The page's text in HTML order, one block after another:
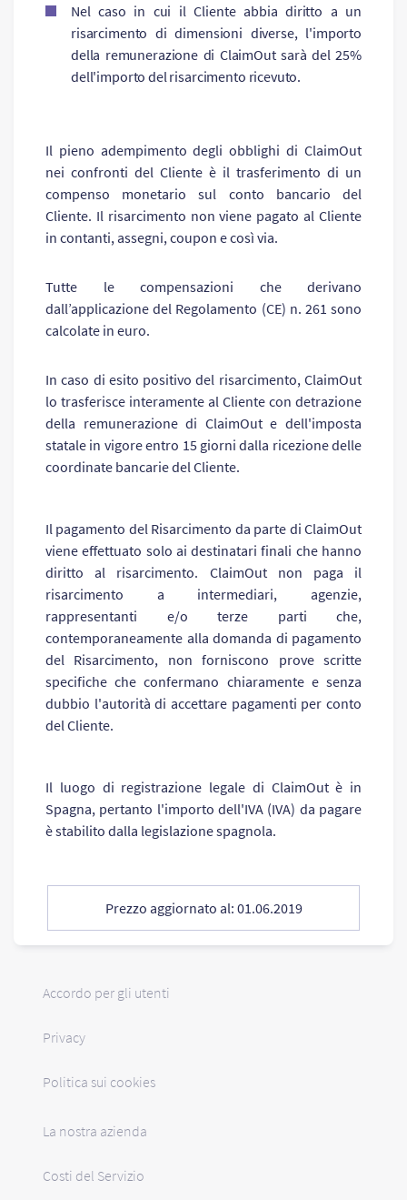
Nel caso in cui il Cliente abbia diritto a un
risarcimento di dimensioni diverse, l'importo
della remunerazione di ClaimOut sarà del 25%
dell'importo del risarcimento ricevuto.
Il pieno adempimento degli obblighi di ClaimOut
nei confronti del Cliente è il trasferimento di un
compenso monetario sul conto bancario del
Cliente. Il risarcimento non viene pagato al Cliente
in contanti, assegni, coupon e così via.
Tutte le compensazioni che derivano
dall’applicazione del Regolamento (CE) n. 261 sono
calcolate in euro.
In caso di esito positivo del risarcimento, ClaimOut
lo trasferisce interamente al Cliente con detrazione
della remunerazione di ClaimOut e dell'imposta
statale in vigore entro 15 giorni dalla ricezione delle
coordinate bancarie del Cliente.
Il pagamento del Risarcimento da parte di СlaimOut
viene effettuato solo ai destinatari finali che hanno
diritto al risarcimento. СlaimOut non paga il
risarcimento a intermediari, agenzie,
rappresentanti e/o terze parti che,
contemporaneamente alla domanda di pagamento
del Risarcimento, non forniscono prove scritte
specifiche che confermano chiaramente e senza
dubbio l'autorità di accettare pagamenti per conto
del Cliente.
Il luogo di registrazione legale di ClaimOut è in
Spagna, pertanto l'importo dell'IVA (IVA) da pagare
è stabilito dalla legislazione spagnola.
Prezzo aggiornato al: 01.06.2019
Accordo per gli utenti
Privacy
Politica sui cookies
La nostra azienda
Costi del Servizio